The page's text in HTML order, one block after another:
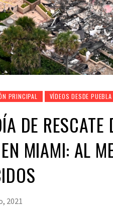
PRINCIPAL VÍDEOS DESDE PUEBLA
DE
MIAMI: AL
2021